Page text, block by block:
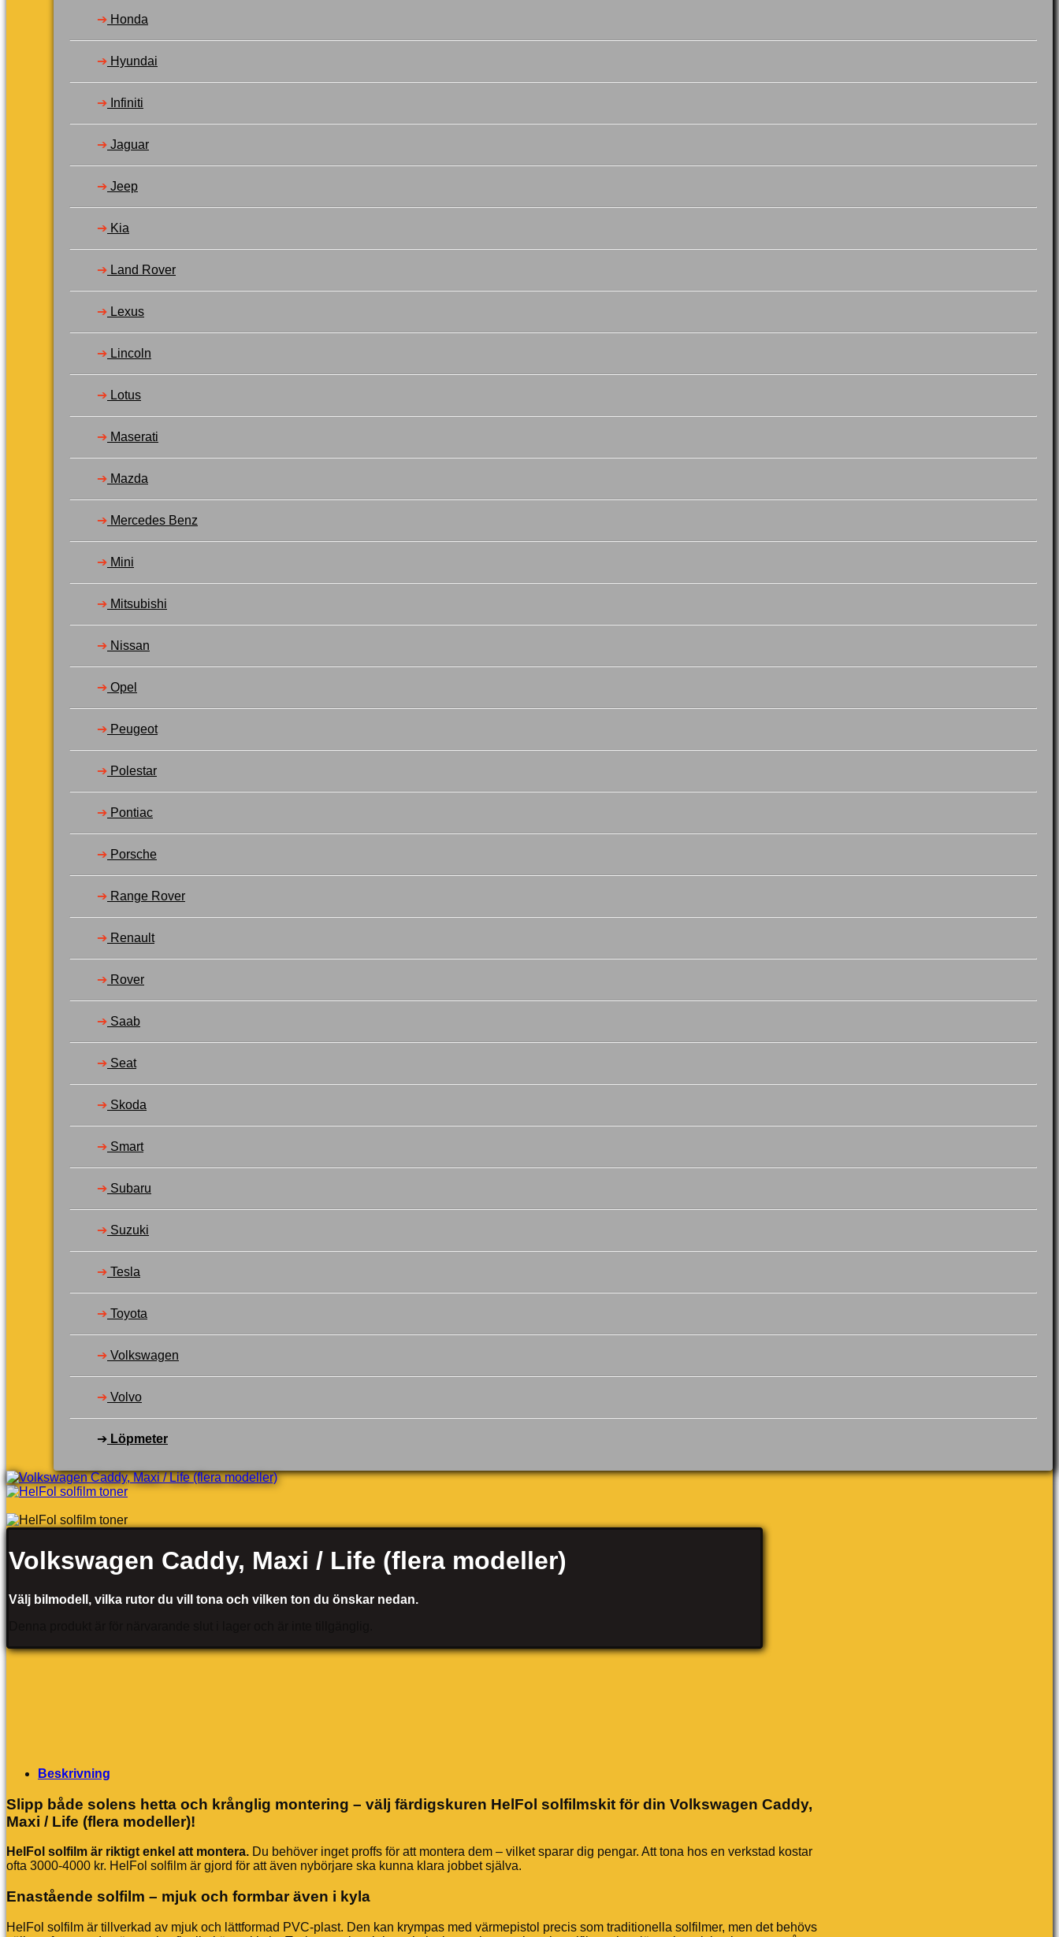
➔ Honda
➔ Hyundai
➔ Infiniti
➔ Jaguar
➔ Jeep
➔ Kia
➔ Land Rover
➔ Lexus
➔ Lincoln
➔ Lotus
➔ Maserati
➔ Mazda
➔ Mercedes Benz
➔ Mini
➔ Mitsubishi
➔ Nissan
➔ Opel
➔ Peugeot
➔ Polestar
➔ Pontiac
➔ Porsche
➔ Range Rover
➔ Renault
➔ Rover
➔ Saab
➔ Seat
➔ Skoda
➔ Smart
➔ Subaru
➔ Suzuki
➔ Tesla
➔ Toyota
➔ Volkswagen
➔ Volvo
➔ Löpmeter
Volkswagen Caddy, Maxi / Life (flera modeller)
Välj bilmodell, vilka rutor du vill tona och vilken ton du önskar nedan.
Beskrivning
Slipp både solens hetta och krånglig montering – välj färdigskuren HelFol solfilmskit för din Volkswagen Caddy,
Maxi / Life (flera modeller)!
HelFol solfilm är riktigt enkel att montera. Du behöver inget proffs för att montera dem – vilket sparar dig pengar. Att tona hos en verkstad kostar
ofta 3000-4000 kr. HelFol solfilm är gjord för att även nybörjare ska kunna klara jobbet själva.
Enastående solfilm – mjuk och formbar även i kyla
HelFol solfilm är tillverkad av mjuk och lättformad PVC-plast. Den kan krympas med värmepistol precis som traditionella solfilmer, men det behövs